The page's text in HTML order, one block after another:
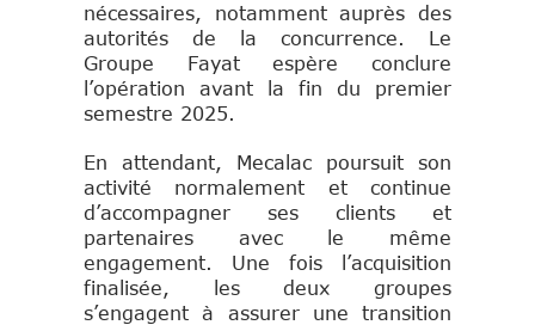
nécessaires, notamment auprès des
autorités de la concurrence. Le
Groupe Fayat espère conclure
l’opération avant la fin du premier
semestre 2025.
En attendant, Mecalac poursuit son
activité normalement et continue
d’accompagner ses clients et
partenaires avec le même
engagement. Une fois l’acquisition
finalisée, les deux groupes
s’engagent à assurer une transition